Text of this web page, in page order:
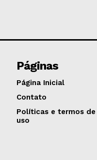
Páginas
Página Inicial
Contato
Políticas e termos de
uso